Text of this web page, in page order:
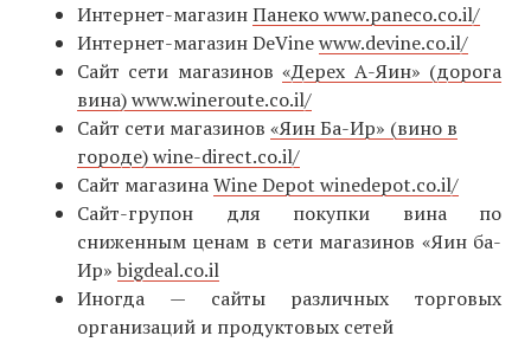
Интернет-магазинПанеко www.paneco.co.il/
Интернет-магазин DeVinewww.devine.co.il/
Сайт сети магазинов«Дерех А-Яин» (дорога
вина) www.wineroute.co.il/
Сайт сети магазинов «Яин Ба-Ир» (вино в
городе) wine-direct.co.il/
Сайт магазинаWine Depot winedepot.co.il/
Сайт-групон для покупки вина по
сниженным ценам в сети магазинов «Яин ба-
Ир» bigdeal.co.il
Иногда — сайты различных торговых
организаций и продуктовых сетей